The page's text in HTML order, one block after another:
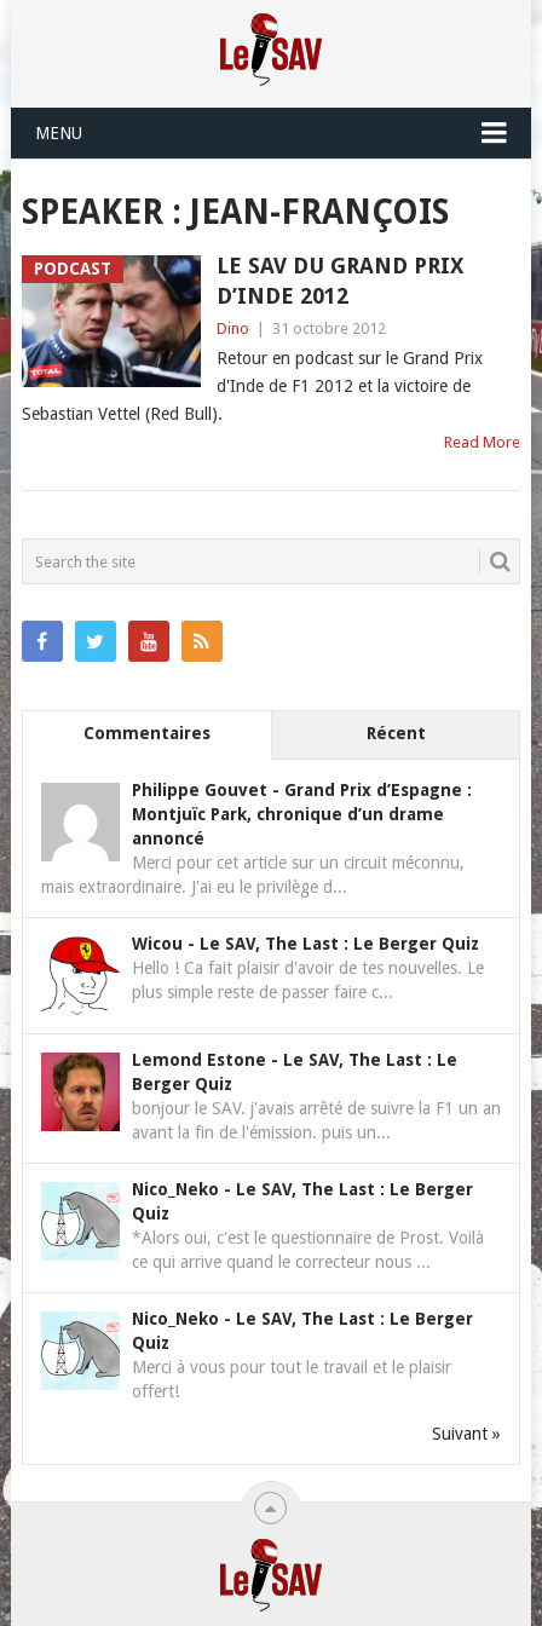
MENU
SPEAKER : JEAN-FRANÇOIS
PODCAST
LE SAV DU GRAND PRIX
D’INDE 2012
Dino 31 octobre 2012
Retour en podcast sur le Grand Prix
d'Inde de F1 2012 et la victoire de
Sebastian Vettel (Red Bull).
Read More
POSTS
NAVIGATION
Commentaires Récent
Philippe Gouvet - Grand Prix d’Espagne :
Montjuïc Park, chronique d’un drame
annoncé
Merci pour cet article sur un circuit méconnu,
mais extraordinaire. J'ai eu le privilège d...
Wicou - Le SAV, The Last : Le Berger Quiz
Hello ! Ca fait plaisir d'avoir de tes nouvelles. Le
plus simple reste de passer faire c...
Lemond Estone - Le SAV, The Last : Le
Berger Quiz
bonjour le SAV. j'avais arrêté de suivre la F1 un an
avant la fin de l'émission. puis un...
Nico_Neko - Le SAV, The Last : Le Berger
Quiz
*Alors oui, c'est le questionnaire de Prost. Voilà
ce qui arrive quand le correcteur nous ...
Nico_Neko - Le SAV, The Last : Le Berger
Quiz
Merci à vous pour tout le travail et le plaisir
offert!
Suivant »